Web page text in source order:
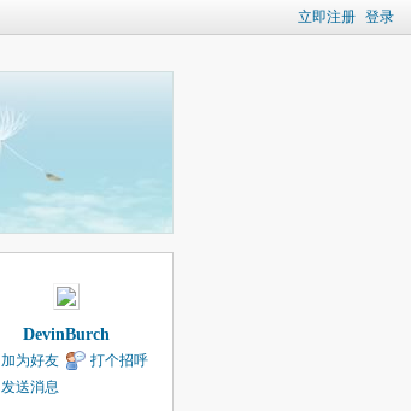
立即注册 登录
DevinBurch
加为好友
打个招呼
发送消息